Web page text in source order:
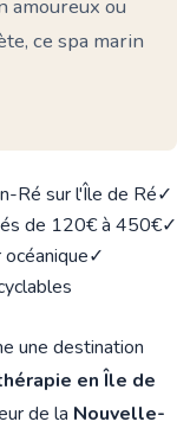
amoureux ou
ce spa marin
Ré sur l'Île de Ré✓
de 120€ à 450€✓
✓
une destination
en Île de
de la Nouvelle-